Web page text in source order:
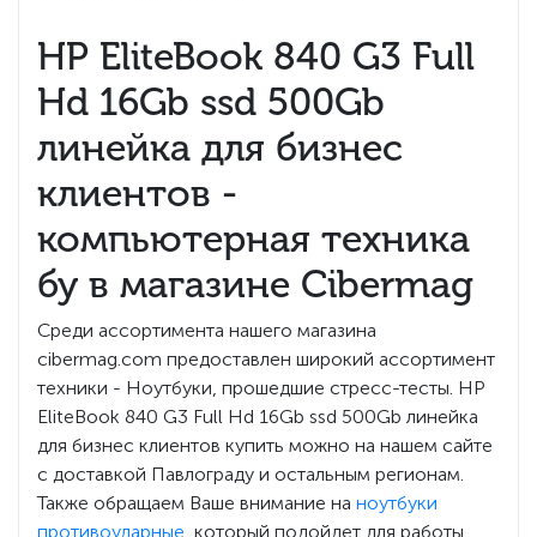
HP EliteBook 840 G3 Full
Hd 16Gb ssd 500Gb
линейка для бизнес
клиентов -
компьютерная техника
бу в магазине Cibermag
Среди ассортимента нашего магазина
cibermag.com предоставлен широкий ассортимент
техники - Ноутбуки, прошедшие стресс-тесты. HP
EliteBook 840 G3 Full Hd 16Gb ssd 500Gb линейка
для бизнес клиентов купить можно на нашем сайте
с доставкой Павлограду и остальным регионам.
Также обращаем Ваше внимание на ноутбуки
противоударные , который подойдет для работы.